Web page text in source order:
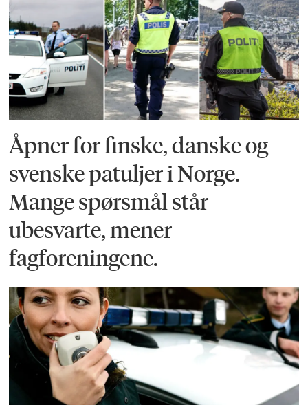
Åpner for finske, danske og
svenske patuljer i Norge.
Mange spørsmål står
ubesvarte, mener
fagforeningene.